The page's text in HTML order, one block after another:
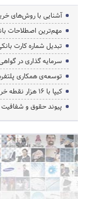
آشنایی با روش‌های
مهم‌ترین اصطلاحات
تبدیل شماره کارت
سرمایه گذاری در
توسعه‌ی همکاری‌
کیپا با ۱۶ هزار نقطه خرید، جایگاه رهبری‌اش در زیرساخت اعتباری را تثبیت کرد
پیوند حقوق و شفافیت